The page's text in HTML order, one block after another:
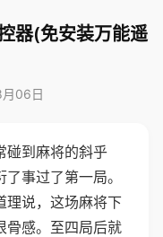
器(免安装万能遥
06日
碰到麻将的斜乎
事过了第一局。
理说，这场麻将下
骨感。至四局后就